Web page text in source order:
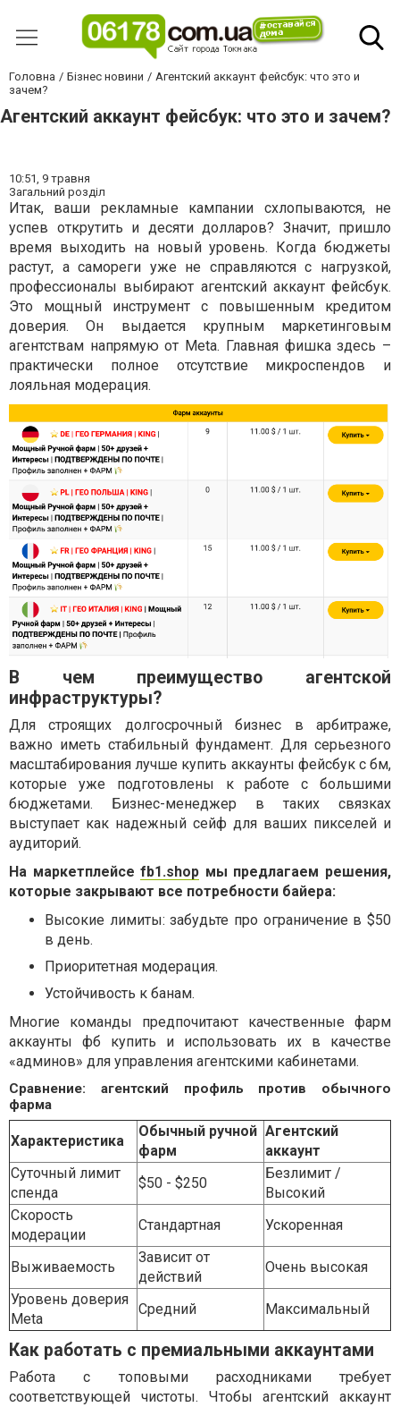
Головна Бізнес новини
Агентский аккаунт фейсбук: что это и
зачем?
Агентский аккаунт фейсбук: что это и зачем?
10:51, 9 травня
Загальний розділ
Итак, ваши рекламные кампании схлопываются, не
успев открутить и десяти долларов? Значит, пришло
время выходить на новый уровень. Когда бюджеты
растут, а самореги уже не справляются с нагрузкой,
профессионалы выбирают агентский аккаунт фейсбук.
Это мощный инструмент с повышенным кредитом
доверия. Он выдается крупным маркетинговым
агентствам напрямую от Meta. Главная фишка здесь –
практически полное отсутствие микроспендов и
лояльная модерация.
В чем преимущество агентской
инфраструктуры?
Для строящих долгосрочный бизнес в арбитраже,
важно иметь стабильный фундамент. Для серьезного
масштабирования лучше купить аккаунты фейсбук с бм,
которые уже подготовлены к работе с большими
бюджетами. Бизнес-менеджер в таких связках
выступает как надежный сейф для ваших пикселей и
аудиторий.
На маркетплейсеfb1.shop мы предлагаем решения,
которые закрывают все потребности байера:
Высокие лимиты: забудьте про ограничение в $50
в день.
Приоритетная модерация.
Устойчивость к банам.
Многие команды предпочитают качественные фарм
аккаунты фб купить и использовать их в качестве
«админов» для управления агентскими кабинетами.
Сравнение: агентский профиль против обычного
фарма
Характеристика
Обычный ручной
фарм
Агентский
аккаунт
Суточный лимит
спенда
$50 - $250
Безлимит /
Высокий
Скорость
модерации
Стандартная Ускоренная
Выживаемость
Зависит от
действий
Очень высокая
Уровень доверия
Meta
Средний Максимальный
Как работать с премиальными аккаунтами
Работа с топовыми расходниками требует
соответствующей чистоты. Чтобы агентский аккаунт